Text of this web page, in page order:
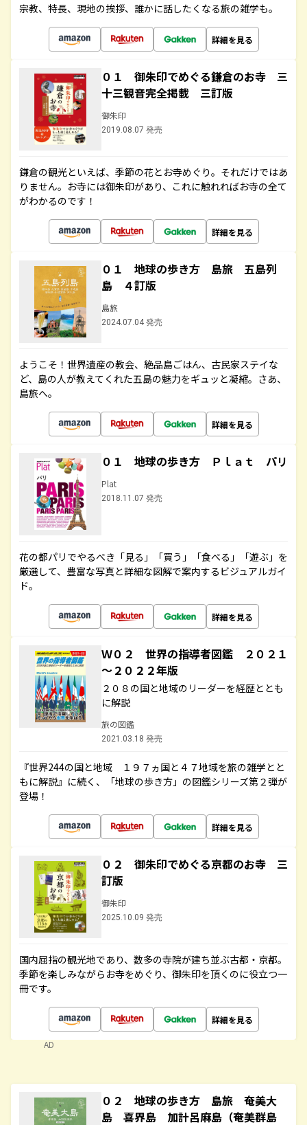
宗教、特長、現地の挨拶、誰かに話したくなる旅の雑学も。
詳細を見る
０１ 御朱印でめぐる鎌倉のお寺 三
十三観音完全掲載 三訂版
御朱印
2019.08.07 発売
鎌倉の観光といえば、季節の花とお寺めぐり。それだけではあ
りません。お寺には御朱印があり、これに触れればお寺の全て
がわかるのです！
詳細を見る
０１ 地球の歩き方 島旅 五島列
島 ４訂版
島旅
2024.07.04 発売
ようこそ！世界遺産の教会、絶品島ごはん、古民家ステイな
ど、島の人が教えてくれた五島の魅力をギュッと凝縮。さあ、
島旅へ。
詳細を見る
０１ 地球の歩き方 Ｐｌａｔ パリ
Plat
2018.11.07 発売
花の都パリでやるべき「見る」「買う」「食べる」「遊ぶ」を
厳選して、豊富な写真と詳細な図解で案内するビジュアルガイ
ド。
詳細を見る
Ｗ０２ 世界の指導者図鑑 ２０２１
～２０２２年版
２０８の国と地域のリーダーを経歴ととも
に解説
旅の図鑑
2021.03.18 発売
『世界244の国と地域 １９７ヵ国と４７地域を旅の雑学とと
もに解説』に続く、「地球の歩き方」の図鑑シリーズ第２弾が
登場！
詳細を見る
０２ 御朱印でめぐる京都のお寺 三
訂版
御朱印
2025.10.09 発売
国内屈指の観光地であり、数多の寺院が建ち並ぶ古都・京都。
季節を楽しみながらお寺をめぐり、御朱印を頂くのに役立つ一
冊です。
詳細を見る
AD
０２ 地球の歩き方 島旅 奄美大
島 喜界島 加計呂麻島（奄美群島